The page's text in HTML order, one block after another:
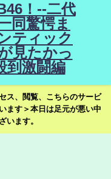
！--二代
同驚愕ま
ティック
見たかっ
到激闘編
ス、閲覧、こちらのサービ
ます＞本日は足元が悪い中
います。